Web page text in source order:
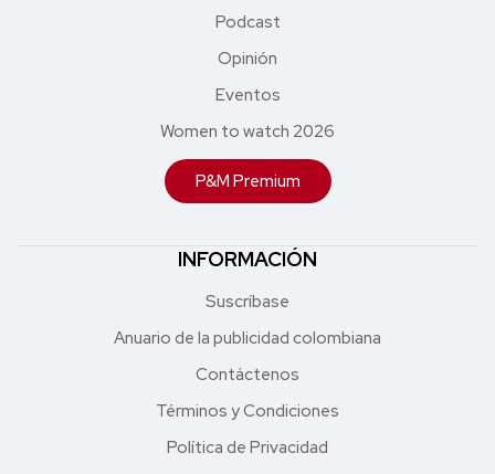
Podcast
Opinión
Eventos
Women to watch 2026
P&M Premium
INFORMACIÓN
Suscríbase
Anuario de la publicidad colombiana
Contáctenos
Términos y Condiciones
Política de Privacidad